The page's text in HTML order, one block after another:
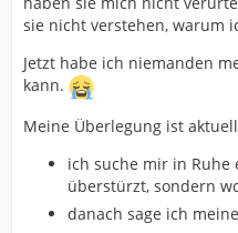
sie nicht verstehen, warum
Jetzt habe ich niemanden
kann.
Meine Überlegung ist
ich suche mir in Ruhe
überstürzt, sondern
danach sage ich